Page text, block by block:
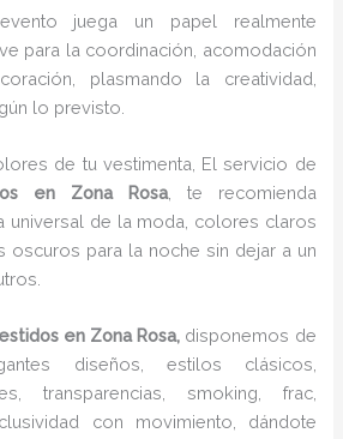
juega un papel realmente
para la coordinación, acomodación
plasmando la creatividad,
lo previsto.
de tu vestimenta, El servicio de
en Zona Rosa, te recomienda
universal de la moda, colores claros
oscuros para la noche sin dejar a un
en Zona Rosa, disponemos de
diseños, estilos clásicos,
transparencias, smoking, frac,
con movimiento, dándote